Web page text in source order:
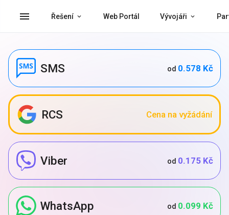
menu Řešení Web Portál Vývojáři
SMS od 0.578 Kč
RCS Cena na vyžádání
Viber od 0.175 Kč
WhatsApp od 0.099 Kč